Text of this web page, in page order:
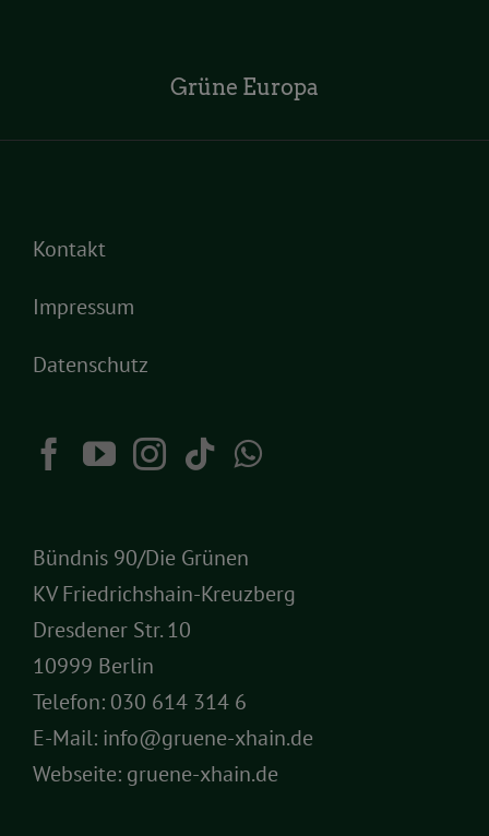
Grüne Europa
Kontakt
Impressum
Datenschutz
Bündnis 90/Die Grünen
KV Friedrichshain-Kreuzberg
Dresdener Str. 10
10999 Berlin
Telefon: 030 614 314 6
E-Mail: info@gruene-xhain.de
Webseite: gruene-xhain.de